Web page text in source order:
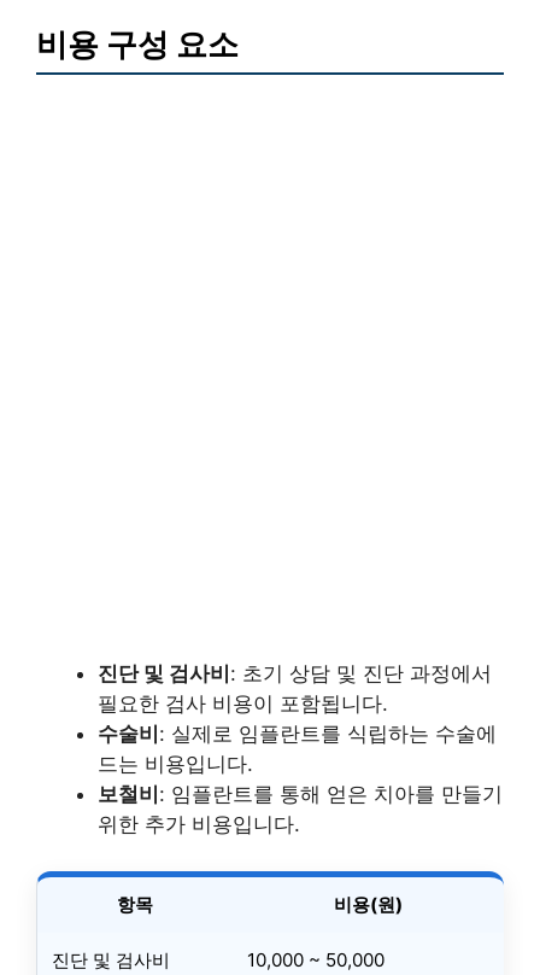
비용 구성 요소
진단 및 검사비 : 초기 상담 및 진단 과정에서
필요한 검사 비용이 포함됩니다.
수술비 : 실제로 임플란트를 식립하는 수술에
드는 비용입니다.
보철비 : 임플란트를 통해 얻은 치아를 만들기
위한 추가 비용입니다.
항목 비용(원)
진단 및 검사비 10,000 ~ 50,000